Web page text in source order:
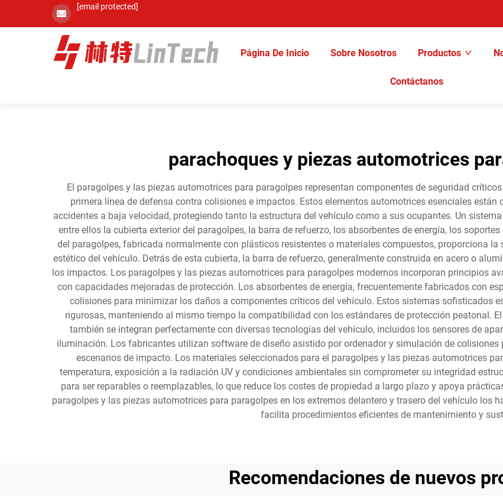
[email protected]
Página De Inicio Sobre Nosotros Productos
Contáctanos
parachoques y piezas automotrices
El paragolpes y las piezas automotrices para paragolpes representan componentes de seguridad
primera línea de defensa contra colisiones e impactos. Estos elementos automotrices esenciales
accidentes a baja velocidad, protegiendo tanto la estructura del vehículo como a sus ocupantes. Un
entre ellos la cubierta exterior del paragolpes, la barra de refuerzo, los absorbentes de energía, los
del paragolpes, fabricada normalmente con plásticos resistentes o materiales compuestos, proporciona
estético del vehículo. Detrás de esta cubierta, la barra de refuerzo, generalmente construida en acero o
los impactos. Los paragolpes y las piezas automotrices para paragolpes modernos incorporan principios
con capacidades mejoradas de protección. Los absorbentes de energía, frecuentemente fabricados con
colisiones para minimizar los daños a componentes críticos del vehículo. Estos sistemas sofisticados
rigurosas, manteniendo al mismo tiempo la compatibilidad con los estándares de protección peatonal.
también se integran perfectamente con diversas tecnologías del vehículo, incluidos los sensores de
iluminación. Los fabricantes utilizan software de diseño asistido por ordenador y simulación de
escenarios de impacto. Los materiales seleccionados para el paragolpes y las piezas automotrices
temperatura, exposición a la radiación UV y condiciones ambientales sin comprometer su integridad
para ser reparables o reemplazables, lo que reduce los costes de propiedad a largo plazo y apoya
paragolpes y las piezas automotrices para paragolpes en los extremos delantero y trasero del vehículo los
facilita procedimientos eficientes de mantenimiento y
Recomendaciones de nuevos